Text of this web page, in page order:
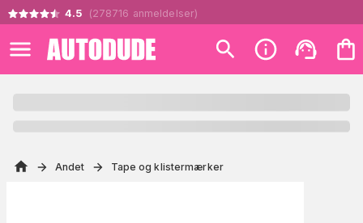
4.5 (278716 anmeldelser)
Andet Tape og klistermærker